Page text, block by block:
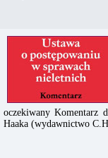
oczekiwany Komentarz
Haaka (wydawnictwo